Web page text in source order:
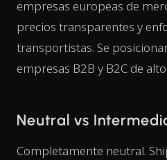
empresas europeas de
precios transparentes y
transportistas. Se
empresas B2B y B2C de
Neutral vs
Completamente neutral.